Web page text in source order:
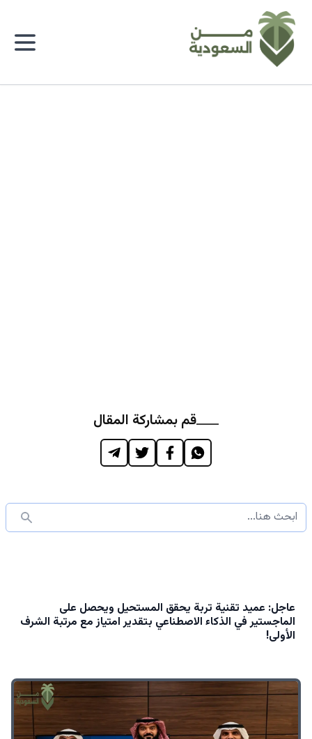
قم بمشاركة المقال
عاجل: عميد تقنية تربة يحقق المستحيل ويحصل على
الماجستير في الذكاء الاصطناعي بتقدير امتياز مع مرتبة الشرف
الأولى!